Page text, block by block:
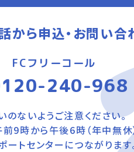
から申込・お問い合
FCフリーコール
240-968
のないようご注意ください。
9時から午後6時（年中無休
ートセンターにつながります